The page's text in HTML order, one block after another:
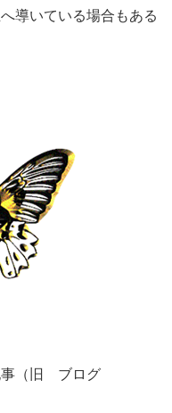
導いている場合もある
事（旧 ブログ